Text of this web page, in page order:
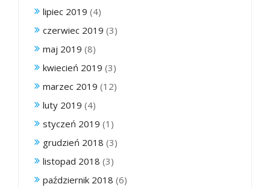
lipiec 2019 (4)
czerwiec 2019 (3)
maj 2019 (8)
kwiecień 2019 (3)
marzec 2019 (12)
luty 2019 (4)
styczeń 2019 (1)
grudzień 2018 (3)
listopad 2018 (3)
październik 2018 (6)